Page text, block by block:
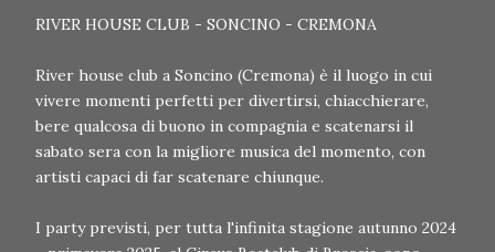
RIVER HOUSE CLUB - SONCINO - CREMONA
River house club a Soncino (Cremona) è il luogo in cui
vivere momenti perfetti per divertirsi, chiacchierare,
bere qualcosa di buono in compagnia e scatenarsi il
sabato sera con la migliore musica del momento, con
artisti capaci di far scatenare chiunque.
I party previsti, per tutta l'infinita stagione autunno 2024